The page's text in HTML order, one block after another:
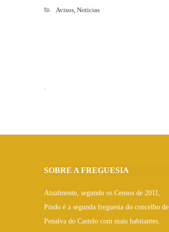
Avisos, Noticias
.
SOBRE A FREGUESIA
Atualmente, segundo os Censos de 2011,
Pindo é a segunda freguesia do concelho de
Penalva do Castelo com mais habitantes.